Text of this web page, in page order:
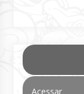
Acessar